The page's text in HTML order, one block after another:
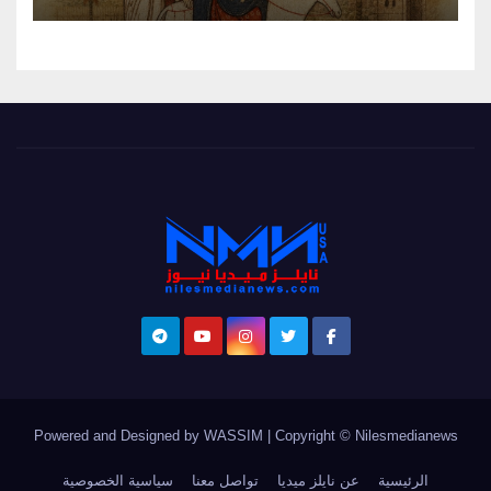
Powered and Designed by WASSIM Copyright © Nilesmedianews
الرئيسية عن نايلز ميديا تواصل معنا سياسية الخصوصية